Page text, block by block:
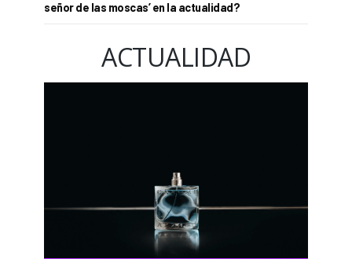
señor de las moscas’ en la actualidad?
ACTUALIDAD